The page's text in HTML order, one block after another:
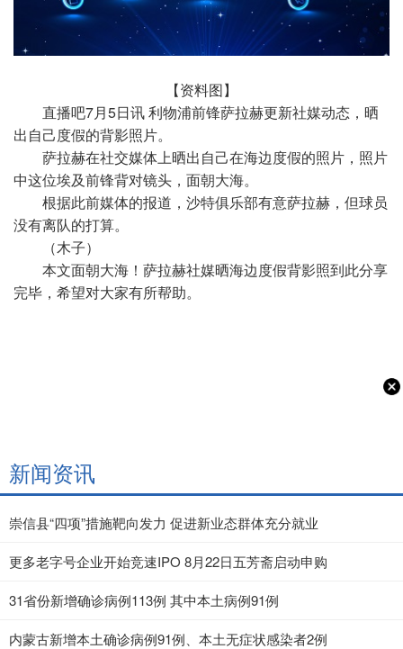
【资料图】
直播吧7月5日讯 利物浦前锋萨拉赫更新社媒动态，晒
出自己度假的背影照片。
萨拉赫在社交媒体上晒出自己在海边度假的照片，照片
中这位埃及前锋背对镜头，面朝大海。
根据此前媒体的报道，沙特俱乐部有意萨拉赫，但球员
没有离队的打算。
（木子）
本文面朝大海！萨拉赫社媒晒海边度假背影照到此分享
完毕，希望对大家有所帮助。
新闻资讯
崇信县“四项”措施靶向发力 促进新业态群体充分就业
更多老字号企业开始竞速IPO 8月22日五芳斋启动申购
31省份新增确诊病例113例 其中本土病例91例
内蒙古新增本土确诊病例91例、本土无症状感染者2例